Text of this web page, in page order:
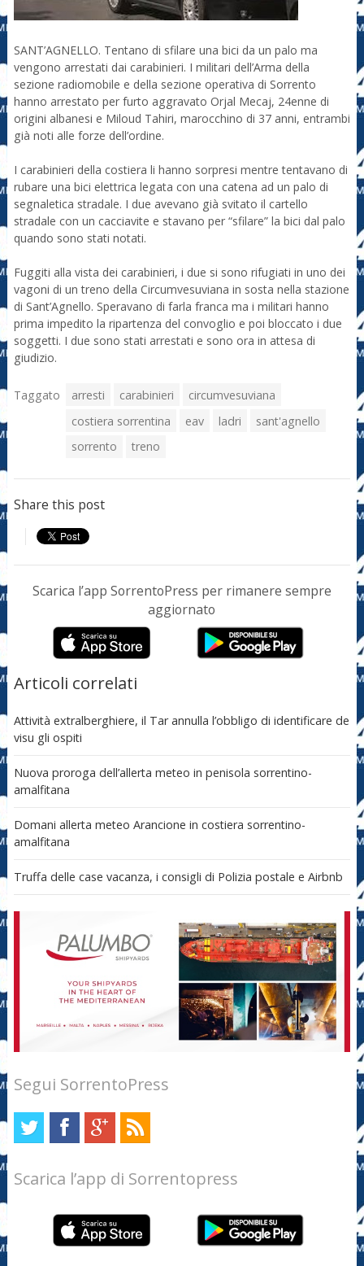
SANT’AGNELLO. Tentano di sfilare una bici da un palo ma
vengono arrestati dai carabinieri. I militari dell’Arma della
sezione radiomobile e della sezione operativa di Sorrento
hanno arrestato per furto aggravato Orjal Mecaj, 24enne di
origini albanesi e Miloud Tahiri, marocchino di 37 anni, entrambi
già noti alle forze dell’ordine.
I carabinieri della costiera li hanno sorpresi mentre tentavano di
rubare una bici elettrica legata con una catena ad un palo di
segnaletica stradale. I due avevano già svitato il cartello
stradale con un cacciavite e stavano per “sfilare” la bici dal palo
quando sono stati notati.
Fuggiti alla vista dei carabinieri, i due si sono rifugiati in uno dei
vagoni di un treno della Circumvesuviana in sosta nella stazione
di Sant’Agnello. Speravano di farla franca ma i militari hanno
prima impedito la ripartenza del convoglio e poi bloccato i due
soggetti. I due sono stati arrestati e sono ora in attesa di
giudizio.
Taggato arresti carabinieri
circumvesuviana
costiera sorrentina
eav ladri
sant'agnello
sorrento
treno
Share this post
Scarica l’app SorrentoPress per rimanere sempre
aggiornato
Articoli correlati
Attività extralberghiere, il Tar annulla l’obbligo di identificare de
visu gli ospiti
Nuova proroga dell’allerta meteo in penisola sorrentino-
amalfitana
Domani allerta meteo Arancione in costiera sorrentino-
amalfitana
Truffa delle case vacanza, i consigli di Polizia postale e Airbnb
Segui SorrentoPress
Scarica l’app di Sorrentopress